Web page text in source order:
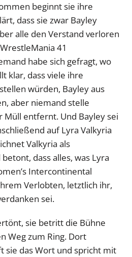
beginnt sie ihre
dass sie zwar Bayley
alle den Verstand verloren
41
habe sich gefragt, wo
klar, dass viele ihre
würden, Bayley aus
aber niemand stelle
Müll entfernt. Und Bayley sei
auf Lyra Valkyria
Valkyria als
dass alles, was Lyra
Intercontinental
Verlobten, letztlich ihr,
sei.
sie betritt die Bühne
Weg zum Ring. Dort
sie das Wort und spricht mit